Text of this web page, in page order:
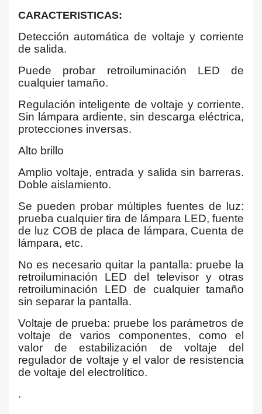
CARACTERISTICAS:
Detección automática de voltaje y corriente
de salida.
Puede probar retroiluminación LED de
cualquier tamaño.
Regulación inteligente de voltaje y corriente.
Sin lámpara ardiente, sin descarga eléctrica,
protecciones inversas.
Alto brillo
Amplio voltaje, entrada y salida sin barreras.
Doble aislamiento.
Se pueden probar múltiples fuentes de luz:
prueba cualquier tira de lámpara LED, fuente
de luz COB de placa de lámpara, Cuenta de
lámpara, etc.
No es necesario quitar la pantalla: pruebe la
retroiluminación LED del televisor y otras
retroiluminación LED de cualquier tamaño
sin separar la pantalla.
Voltaje de prueba: pruebe los parámetros de
voltaje de varios componentes, como el
valor de estabilización de voltaje del
regulador de voltaje y el valor de resistencia
de voltaje del electrolítico.
.